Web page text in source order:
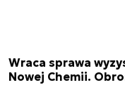
Wraca sprawa
Nowej Chemii.